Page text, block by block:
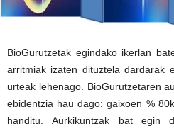
BioGurutzetak egindako ikerlan
arritmiak izaten dituztela dardarak
urteak lehenago. BioGurutzetaren
ebidentzia hau dago: gaixoen %
handitu. Aurkikuntzak bat egin